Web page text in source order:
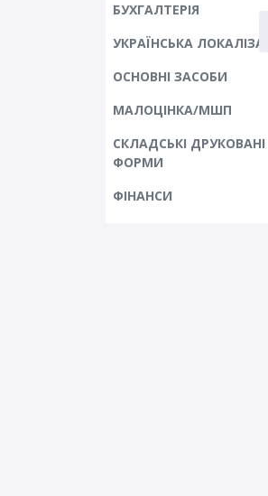
БУХГАЛТЕРІЯ
УКРАЇНСЬКА
ОСНОВНІ ЗАСОБИ
МАЛОЦІНКА/МШП
СКЛАДСЬКІ ДРУКОВАНІ
ФОРМИ
ФІНАНСИ